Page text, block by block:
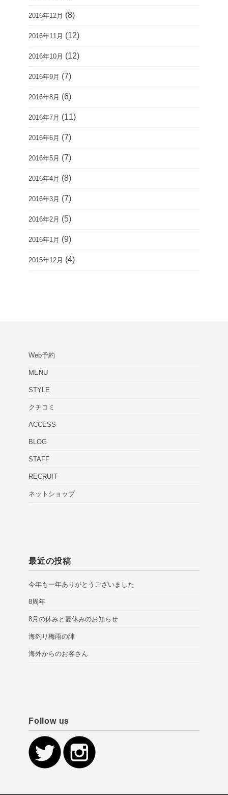
2016年12月 (8)
2016年11月 (12)
2016年10月 (12)
2016年9月 (7)
2016年8月 (6)
2016年7月 (11)
2016年6月 (7)
2016年5月 (7)
2016年4月 (8)
2016年3月 (7)
2016年2月 (5)
2016年1月 (9)
2015年12月 (4)
Web予約
MENU
STYLE
クチコミ
ACCESS
BLOG
STAFF
RECRUIT
ネットショップ
最近の投稿
今年も一年ありがとうございました
8周年
8月の休みと夏休みのお知らせ
海釣り梅雨の陣
海外からのお客さん
Follow us